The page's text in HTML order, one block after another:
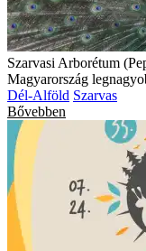
Művészetek Völgye
A Művészetek Völgye
Balaton
Bővebben